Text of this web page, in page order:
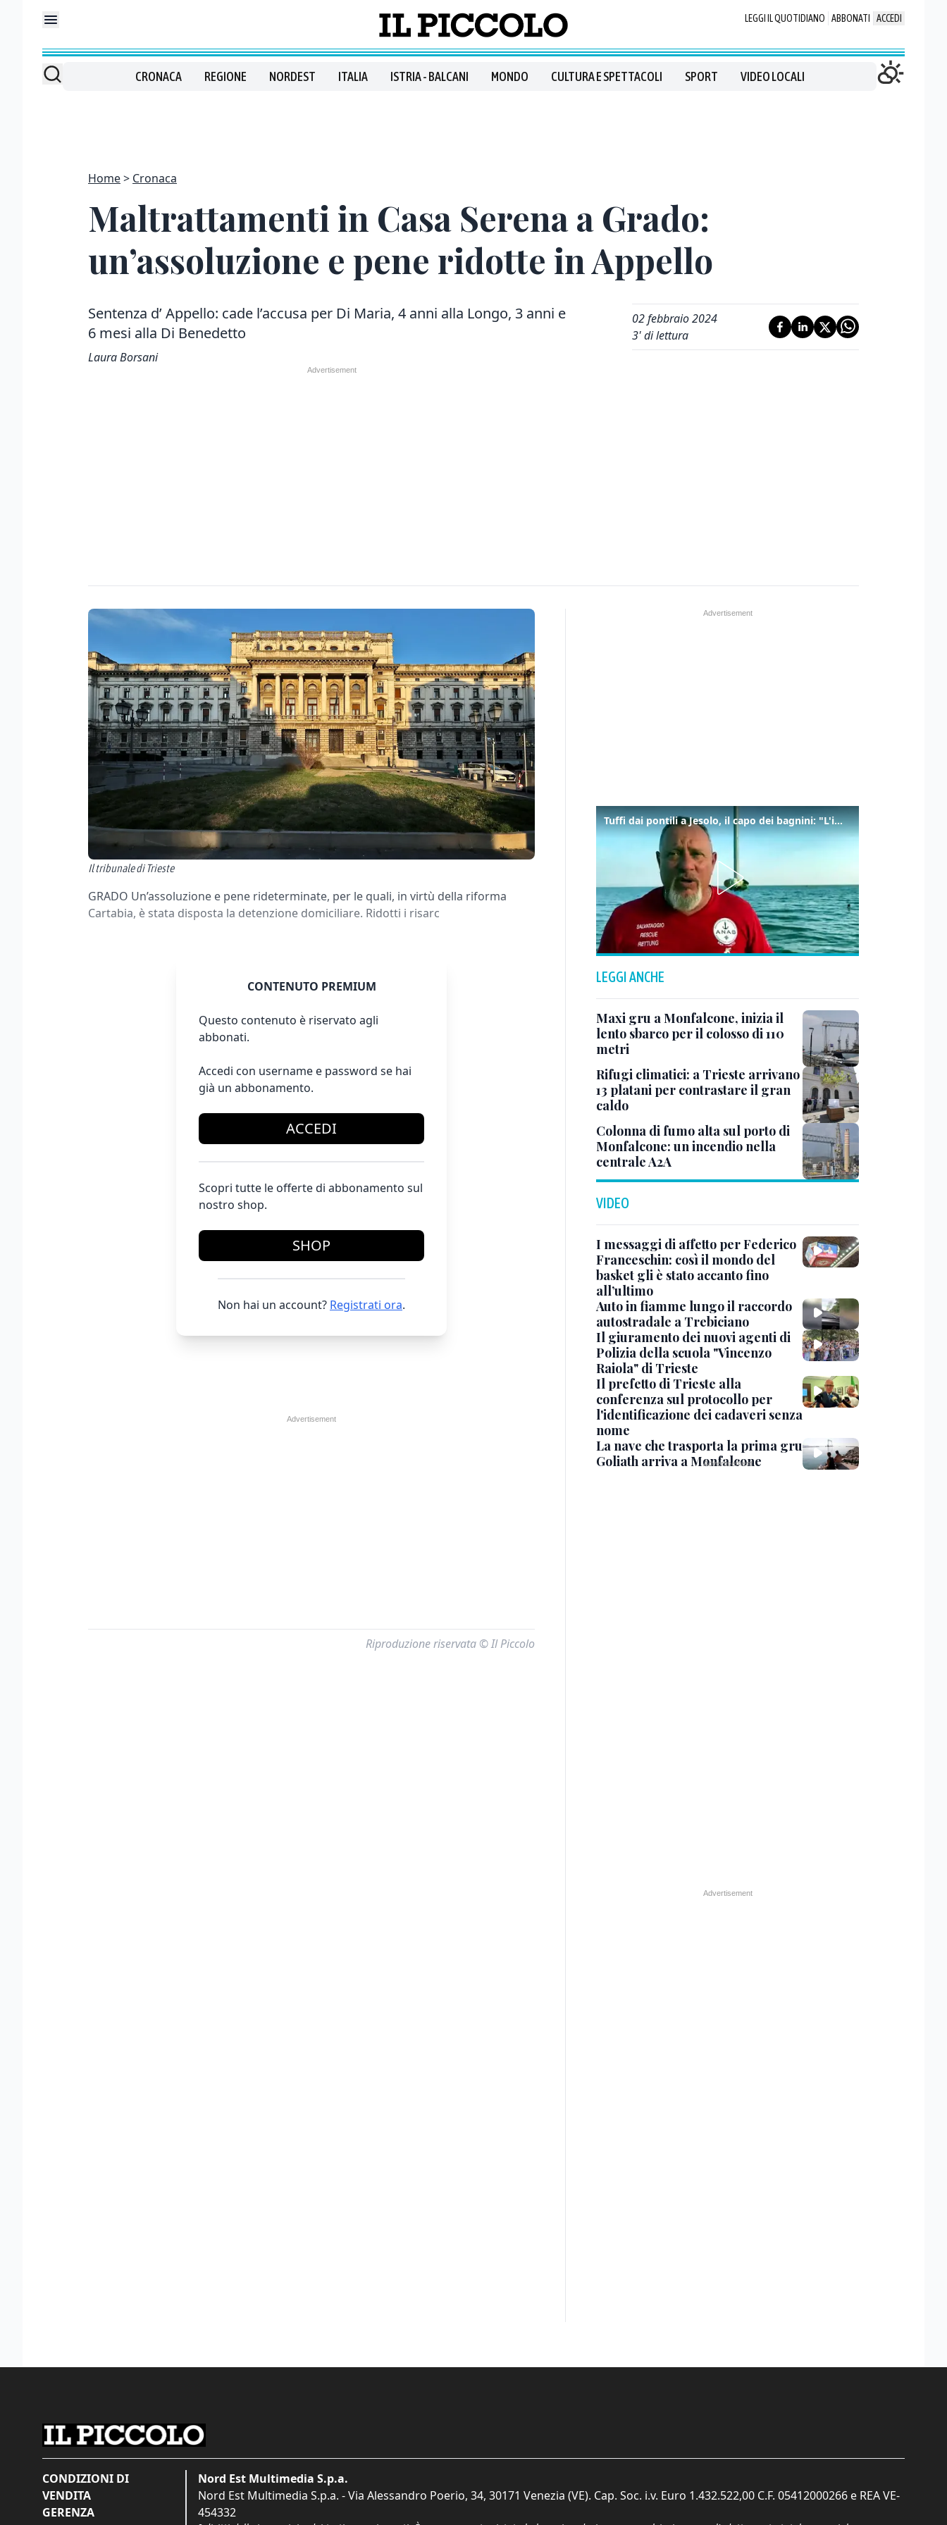
LEGGI IL QUOTIDIANO ABBONATI ACCEDI
CRONACA REGIONE NORDEST ITALIA ISTRIA - BALCANI MONDO CULTURA E SPETTACOLI SPORT VIDEO LOCALI
Home Cronaca
Maltrattamenti in Casa Serena a Grado:
un’assoluzione e pene ridotte in Appello
Sentenza d’ Appello: cade l’accusa per Di Maria, 4 anni alla Longo, 3 anni e
6 mesi alla Di Benedetto
Laura Borsani
02 febbraio 2024
3' di lettura
Il tribunale di Trieste
GRADO Un’assoluzione e pene rideterminate, per le quali, in virtù della riforma
Cartabia, è stata disposta la detenzione domiciliare. Ridotti i risarc
CONTENUTO PREMIUM
Questo contenuto è riservato agli
abbonati.
Accedi con username e password se hai
già un abbonamento.
ACCEDI
Scopri tutte le offerte di abbonamento sul
nostro shop.
SHOP
Non hai un account? Registrati ora.
Riproduzione riservata © Il Piccolo
Tuffi dai pontili a Jesolo, il capo dei bagnini: "L'impegno di tutti per evitare altre tragedie"
LEGGI ANCHE
Maxi gru a Monfalcone, inizia il
lento sbarco per il colosso di 110
metri
Rifugi climatici: a Trieste arrivano
13 platani per contrastare il gran
caldo
Colonna di fumo alta sul porto di
Monfalcone: un incendio nella
centrale A2A
VIDEO
I messaggi di affetto per Federico
Franceschin: così il mondo del
basket gli è stato accanto fino
all’ultimo
Auto in fiamme lungo il raccordo
autostradale a Trebiciano
Il giuramento dei nuovi agenti di
Polizia della scuola "Vincenzo
Raiola" di Trieste
Il prefetto di Trieste alla
conferenza sul protocollo per
l'identificazione dei cadaveri senza
nome
La nave che trasporta la prima gru
Goliath arriva a Monfalcone
CONDIZIONI DI
VENDITA
GERENZA
Nord Est Multimedia S.p.a.
Nord Est Multimedia S.p.a. - Via Alessandro Poerio, 34, 30171 Venezia (VE). Cap. Soc. i.v. Euro 1.432.522,00 C.F. 05412000266 e REA VE-
454332